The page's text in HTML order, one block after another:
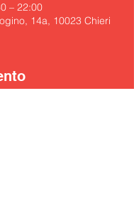
– 22:00
14a, 10023 Chieri